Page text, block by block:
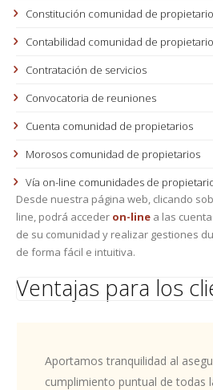
Constitución comunidad de
Contabilidad comunidad de
Contratación de servicios
Convocatoria de reuniones
Cuenta comunidad de propietarios
Morosos comunidad de propietarios
Vía on-line comunidades de
Desde nuestra página web, clicando
line, podrá acceder on-line a las
de su comunidad y realizar gestiones
de forma fácil e intuitiva.
Ventajas para los
Aportamos tranquilidad al
cumplimiento puntual de todas